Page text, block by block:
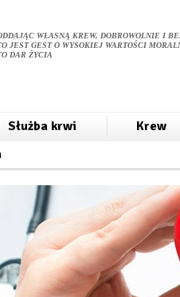
WŁASNĄ KREW, DOBROWOLNIE I
JEST GEST O WYSOKIEJ WARTOŚCI
DAR ŻYCIA
Służba krwi
Krew